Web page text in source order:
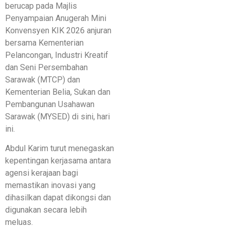
berucap pada Majlis
Penyampaian Anugerah Mini
Konvensyen KIK 2026 anjuran
bersama Kementerian
Pelancongan, Industri Kreatif
dan Seni Persembahan
Sarawak (MTCP) dan
Kementerian Belia, Sukan dan
Pembangunan Usahawan
Sarawak (MYSED) di sini, hari
ini.
Abdul Karim turut menegaskan
kepentingan kerjasama antara
agensi kerajaan bagi
memastikan inovasi yang
dihasilkan dapat dikongsi dan
digunakan secara lebih
meluas.